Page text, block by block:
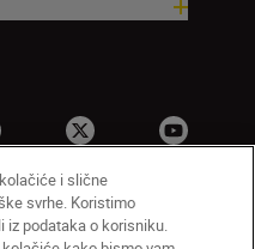
i slične
svrhe. Koristimo
podataka o korisniku.